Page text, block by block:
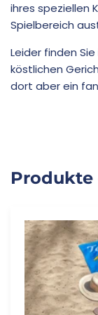
ihres speziellen
Spielbereich
Leider finden
köstlichen
dort aber ein
Produkte